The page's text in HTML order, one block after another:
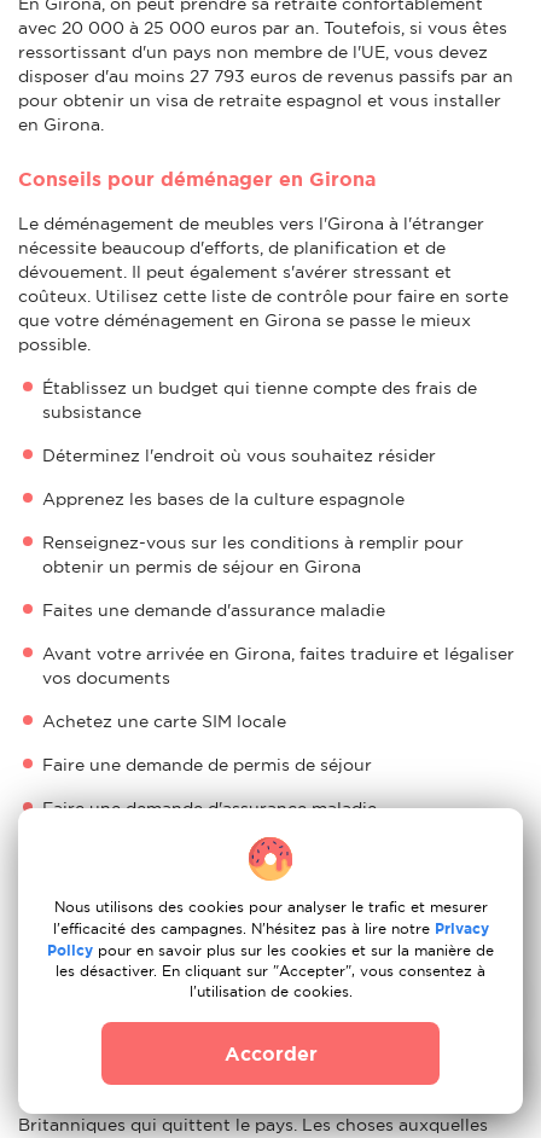
avec 20 000 à 25 000 euros par an. Toutefois, si vous êtes
ressortissant d'un pays non membre de l'UE, vous devez
disposer d'au moins 27 793 euros de revenus passifs par an
pour obtenir un visa de retraite espagnol et vous installer
en Girona.
Conseils pour déménager en Girona
Le déménagement de meubles vers l'Girona à l'étranger
nécessite beaucoup d'efforts, de planification et de
dévouement. Il peut également s'avérer stressant et
coûteux. Utilisez cette liste de contrôle pour faire en sorte
que votre déménagement en Girona se passe le mieux
possible.
Établissez un budget qui tienne compte des frais de
subsistance
Déterminez l'endroit où vous souhaitez résider
Apprenez les bases de la culture espagnole
Renseignez-vous sur les conditions à remplir pour
obtenir un permis de séjour en Girona
Faites une demande d'assurance maladie
Avant votre arrivée en Girona, faites traduire et légaliser
vos documents
Achetez une carte SIM locale
Faire une demande de permis de séjour
Faire une demande d'assurance maladie
Est-ce une bonne idée de s'installer en Girona ?
Il y a plusieurs raisons à cela, mais les avantages sont
indéniables, et il n'y a jamais eu de meilleur moment pour
s'installer en Girona. Le Brexit est peut-être empreint
d'incertitude, mais une chose est sûre : Les Britanniques
C'est un pays qui offre certaines des modifications de style
de vie les plus cruciales et les plus souhaitables pour les
Britanniques qui quittent le pays. Les choses auxquelles
Nous utilisons des cookies pour analyser le trafic et mesurer
l'efficacité des campagnes. N'hésitez pas à lire notre Privacy
Policy pour en savoir plus sur les cookies et sur la manière de
les désactiver. En cliquant sur "Accepter", vous consentez à
l'utilisation de cookies.
Accorder